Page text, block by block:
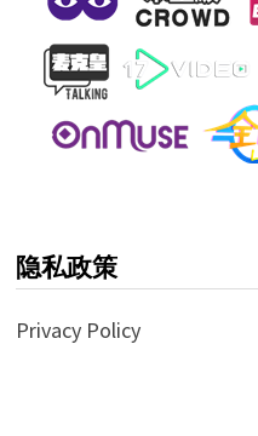
隐私政策
Privacy Policy